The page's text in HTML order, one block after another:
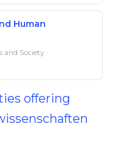
Human
Society ·
offering